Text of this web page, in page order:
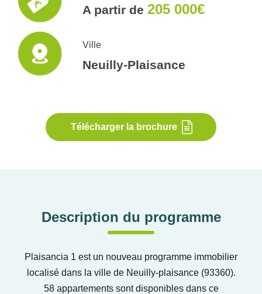
A partir de 205 000€
Ville
Neuilly-Plaisance
Télécharger la brochure
Description du programme
Plaisancia 1 est un nouveau programme immobilier
localisé dans la ville de Neuilly-plaisance (93360).
58 appartements sont disponibles dans ce